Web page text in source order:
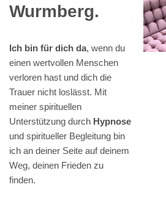
Wurmberg.
Ich bin für dich da, wenn du
einen wertvollen Menschen
verloren hast und dich die
Trauer nicht loslässt. Mit
meiner spirituellen
Unterstützung durch Hypnose
und spiritueller Begleitung bin
ich an deiner Seite auf deinem
Weg, deinen Frieden zu
finden.